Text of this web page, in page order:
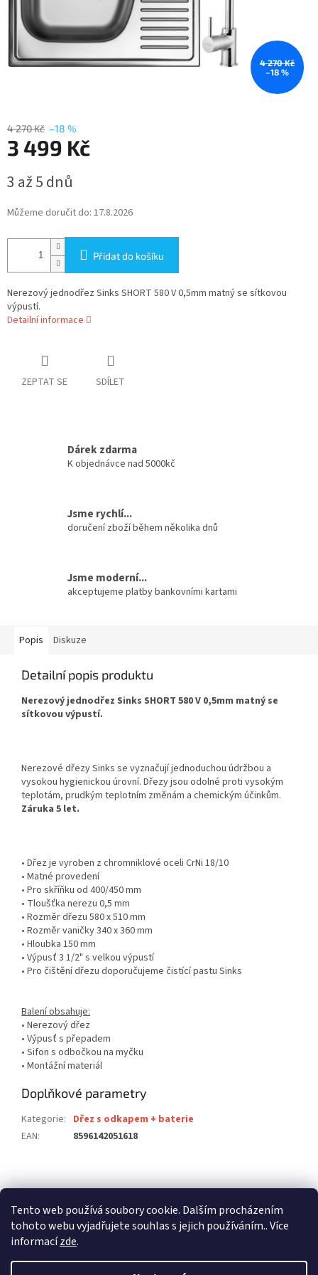
Tento web používá soubory cookie. Dalším procházením
tohoto webu vyjadřujete souhlas s jejich používáním.. Více
informacízde.
4 270 Kč
–18 %
4 270 Kč –18 %
3 499 Kč
cena:
3 až 5 dnů
Můžeme doručit do: 17.8.2026
Přidat do košíku
Nerezový jednodřez Sinks SHORT 580 V 0,5mm matný se sítkovou
výpustí.
Detailní informace
ZEPTAT SE SDÍLET
Dárek zdarma
K objednávce nad 5000kč
Jsme rychlí...
doručení zboží během několika dnů
Jsme moderní...
akceptujeme platby bankovními kartami
Popis Diskuze
Detailní popis produktu
Nerezový jednodřez Sinks SHORT 580 V 0,5mm matný se
sítkovou výpustí.
Nerezové dřezy Sinks se vyznačují jednoduchou údržbou a
vysokou hygienickou úrovní. Dřezy jsou odolné proti vysokým
teplotám, prudkým teplotním změnám a chemickým účinkům.
Záruka 5 let.
• Dřez je vyroben z chromniklové oceli CrNi 18/10
• Matné provedení
• Pro skříňku od 400/450 mm
• Tloušťka nerezu 0,5 mm
• Rozměr dřezu 580 x 510 mm
• Rozměr vaničky 340 x 360 mm
• Hloubka 150 mm
• Výpusť 3 1/2" s velkou výpustí
• Pro čištění dřezu doporučujeme čistící pastu Sinks
Balení obsahuje:
• Nerezový dřez
• Výpusť s přepadem
• Sifon s odbočkou na myčku
• Montážní materiál
Doplňkové parametry
Kategorie: Dřez s odkapem + baterie
EAN: 8596142051618
á
stavební pouzdra SCRIGNO